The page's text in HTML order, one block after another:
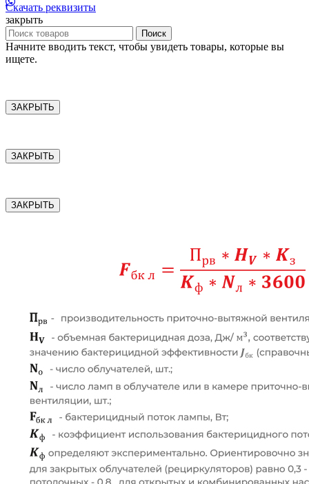
Скачать реквизиты
закрыть
Поиск
Начните вводить текст, чтобы увидеть товары, которые вы
ищете.
ЗАКРЫТЬ
ЗАКРЫТЬ
ЗАКРЫТЬ